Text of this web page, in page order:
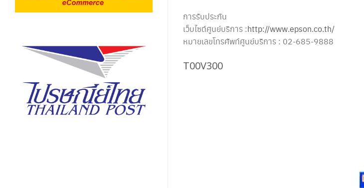
การรับประกัน
เว็บไซต์ศูนย์บริการ :http://www.epson.co.th/
หมายเลขโทรศัพท์ศูนย์บริการ : 02-685-9888
T00V300